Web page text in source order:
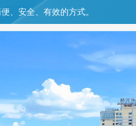
、安全、有效的方式。